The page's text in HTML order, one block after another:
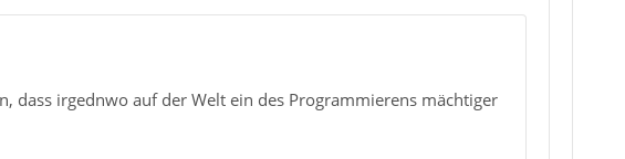
dass irgednwo auf der Welt ein des Programmierens mächtiger